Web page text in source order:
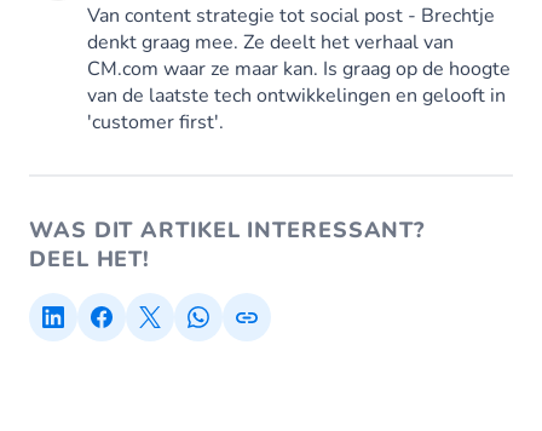
Van content strategie tot social post - Brechtje
denkt graag mee. Ze deelt het verhaal van
CM.com waar ze maar kan. Is graag op de hoogte
van de laatste tech ontwikkelingen en gelooft in
'customer first'.
WAS DIT ARTIKEL INTERESSANT?
DEEL HET!